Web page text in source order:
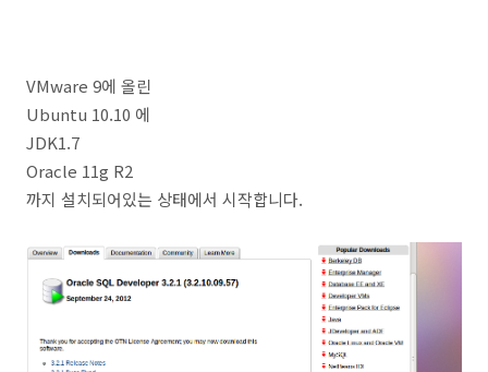
VMware 9에 올린
Ubuntu 10.10 에
JDK1.7
Oracle 11g R2
까지 설치되어있는 상태에서 시작합니다.